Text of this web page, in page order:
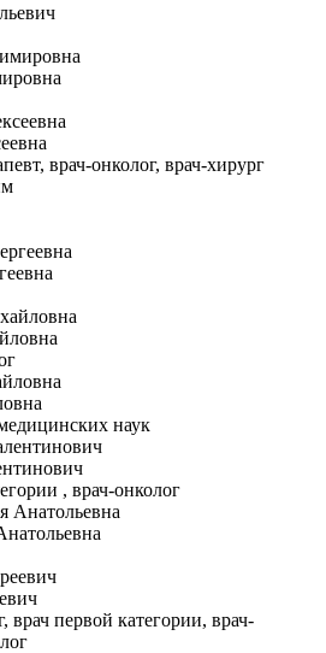
врач-онколог, врач-хирург
наук
, врач-онколог
врач первой категории, врач-